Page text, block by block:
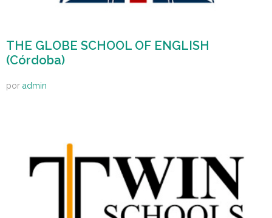
THE GLOBE SCHOOL OF ENGLISH
(Córdoba)
por admin